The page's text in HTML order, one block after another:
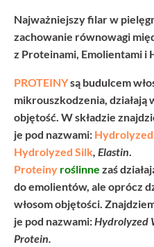
Najważniejszy filar w
zachowanie równowagi
z Proteinami, Emolientami i
PROTEINYsą budulcem
mikrouszkodzenia, działają
objętość. W składzie
je pod nazwami:
Hydrolyzed Silk, Elastin.
Proteiny roślinne zaś
do emolientów, ale oprócz
włosom objętości.
je pod nazwami:Hydrolyzed
Protein.